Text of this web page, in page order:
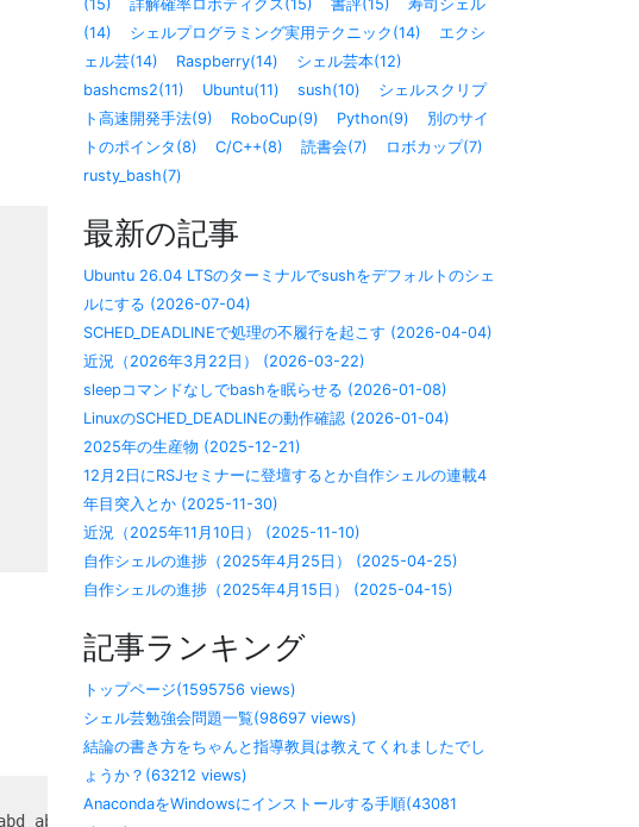
abde abc abce abcd abcde
(15)
詳解確率ロボティクス(15) 書評(15)
寿司シェル
(14)
シェルプログラミング実用テクニック(14)
エクシ
ェル芸(14)
Raspberry(14)
シェル芸本(12)
bashcms2(11)
Ubuntu(11) sush(10)
シェルスクリプ
ト高速開発手法(9)
RoboCup(9) Python(9)
別のサイ
トのポインタ(8)
C/C++(8) 読書会(7)
ロボカップ(7)
rusty_bash(7)
最新の記事
Ubuntu 26.04 LTSのターミナルでsushをデフォルトのシェ
ルにする (2026-07-04)
SCHED_DEADLINEで処理の不履行を起こす (2026-04-04)
近況（2026年3月22日） (2026-03-22)
sleepコマンドなしでbashを眠らせる (2026-01-08)
LinuxのSCHED_DEADLINEの動作確認 (2026-01-04)
2025年の生産物 (2025-12-21)
12月2日にRSJセミナーに登壇するとか自作シェルの連載4
年目突入とか (2025-11-30)
近況（2025年11月10日） (2025-11-10)
自作シェルの進捗（2025年4月25日） (2025-04-25)
自作シェルの進捗（2025年4月15日） (2025-04-15)
記事ランキング
トップページ(1595756 views)
シェル芸勉強会問題一覧(98697 views)
結論の書き方をちゃんと指導教員は教えてくれましたでし
ょうか？(63212 views)
AnacondaをWindowsにインストールする手順(43081